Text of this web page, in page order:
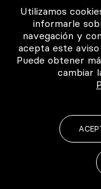
Intranet
Música para
©2026 Todos
Utilizamos
informarle
navegación y
acepta este
Puede obtener
cambiar